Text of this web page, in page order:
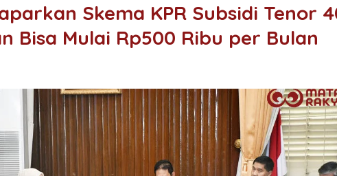
Skema KPR Subsidi Tenor
Bisa Mulai Rp500 Ribu per Bulan